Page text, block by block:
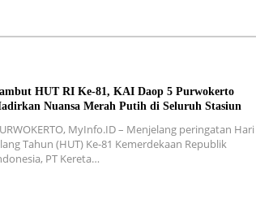
HUT RI Ke-81, KAI Daop 5 Purwokerto
Nuansa Merah Putih di Seluruh Stasiun
MyInfo.ID – Menjelang peringatan Hari
Tahun (HUT) Ke-81 Kemerdekaan Republik
PT Kereta…